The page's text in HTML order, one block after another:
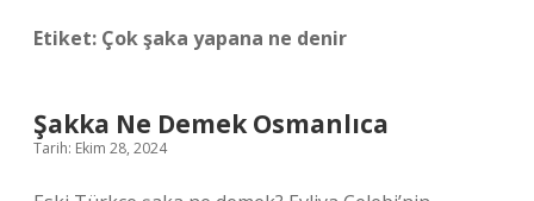
Etiket: Çok şaka yapana ne denir
Şakka Ne Demek Osmanlıca
Tarih: Ekim 28, 2024